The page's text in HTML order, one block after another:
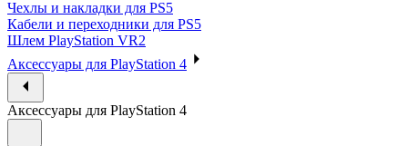
Чехлы и накладки для PS5
Кабели и переходники для PS5
Шлем PlayStation VR2
Аксессуары для PlayStation 4
Аксессуары для PlayStation 4